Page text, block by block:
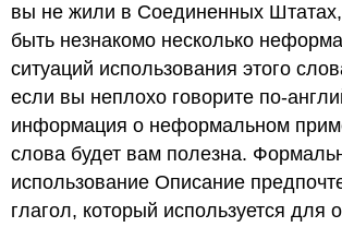
вы не жили в Соединенных
быть незнакомо несколько
ситуаций использования этого
если вы неплохо говорите по-
информация о неформальном
слова будет вам полезна.
использование Описание
глагол, который используется для